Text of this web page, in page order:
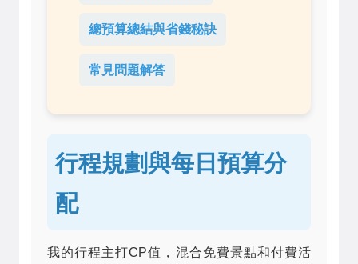
總預算總結與省錢秘訣
常見問題解答
行程規劃與每日預算分
配
我的行程主打CP值，混合免費景點和付費活